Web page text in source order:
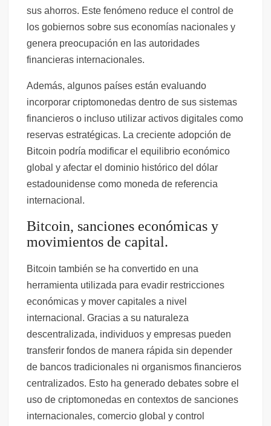
sus ahorros. Este fenómeno reduce el control de
los gobiernos sobre sus economías nacionales y
genera preocupación en las autoridades
financieras internacionales.
Además, algunos países están evaluando
incorporar criptomonedas dentro de sus sistemas
financieros o incluso utilizar activos digitales como
reservas estratégicas. La creciente adopción de
Bitcoin podría modificar el equilibrio económico
global y afectar el dominio histórico del dólar
estadounidense como moneda de referencia
internacional.
Bitcoin, sanciones económicas y
movimientos de capital.
Bitcoin también se ha convertido en una
herramienta utilizada para evadir restricciones
económicas y mover capitales a nivel
internacional. Gracias a su naturaleza
descentralizada, individuos y empresas pueden
transferir fondos de manera rápida sin depender
de bancos tradicionales ni organismos financieros
centralizados. Esto ha generado debates sobre el
uso de criptomonedas en contextos de sanciones
internacionales, comercio global y control